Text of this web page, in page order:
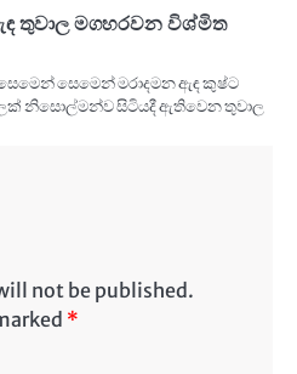
තුවාල මගහරවන විශ්මිත
සෙමෙන් මරාදමන ඇඳ කුෂ්ට
නිසොල්මන්ව සිටියදී ඇතිවෙන තුවාල
not be published.
*